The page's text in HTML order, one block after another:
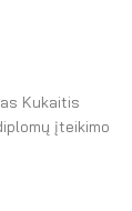
Kukaitis
įteikimo